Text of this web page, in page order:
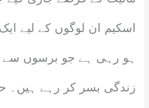
اسکیم ان لوگوں کے لیے
ہو رہی ہے جو برسوں سے
زندگی بسر کر رہے ہیں۔